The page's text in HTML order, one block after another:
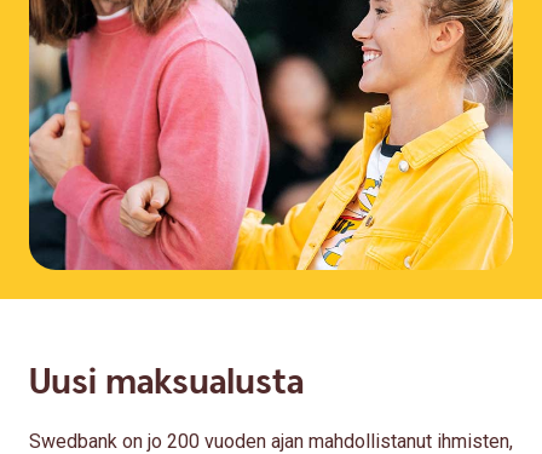
Uusi maksualusta
Swedbank on jo 200 vuoden ajan mahdollistanut ihmisten,